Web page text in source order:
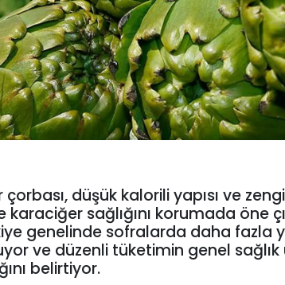
çorbası, düşük kalorili yapısı ve
karaciğer sağlığını korumada öne
genelinde sofralarda daha fazla
ve düzenli tüketimin genel
belirtiyor.